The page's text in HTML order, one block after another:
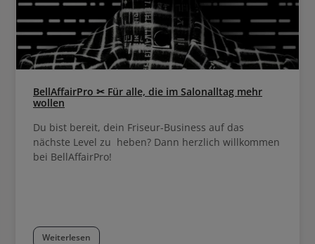
BellAffairPro ✂ Für alle, die im Salonalltag mehr
wollen
Du bist bereit, dein Friseur-Business auf das
nächste Level zu heben? Dann herzlich willkommen
bei BellAffairPro!
Weiterlesen